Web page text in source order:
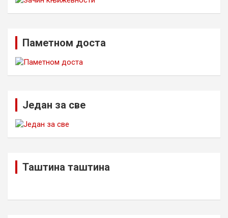
Паметном доста
Један за све
Таштина таштина